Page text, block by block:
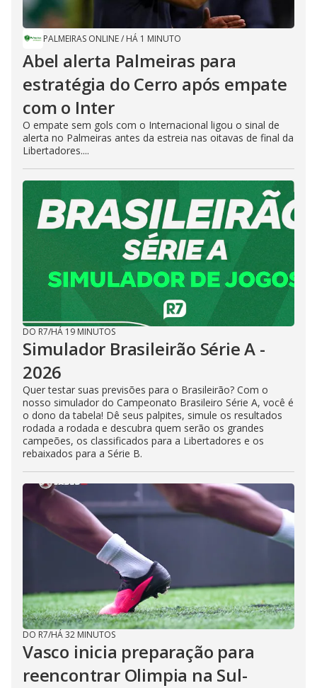
PALMEIRAS ONLINE/ HÁ 1 MINUTO
Abel alerta Palmeiras para
estratégia do Cerro após empate
com o Inter
O empate sem gols com o Internacional ligou o sinal de
alerta no Palmeiras antes da estreia nas oitavas de final da
Libertadores....
DO R7/HÁ 19 MINUTOS
Simulador Brasileirão Série A -
2026
Quer testar suas previsões para o Brasileirão? Com o
nosso simulador do Campeonato Brasileiro Série A, você é
o dono da tabela! Dê seus palpites, simule os resultados
rodada a rodada e descubra quem serão os grandes
campeões, os classificados para a Libertadores e os
rebaixados para a Série B.
DO R7/HÁ 32 MINUTOS
Vasco inicia preparação para
reencontrar Olimpia na Sul-